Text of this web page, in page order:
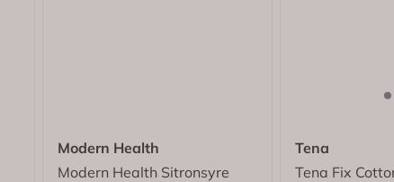
Modern Health
Modern Health Sitronsyre
Tena
Tena Fix